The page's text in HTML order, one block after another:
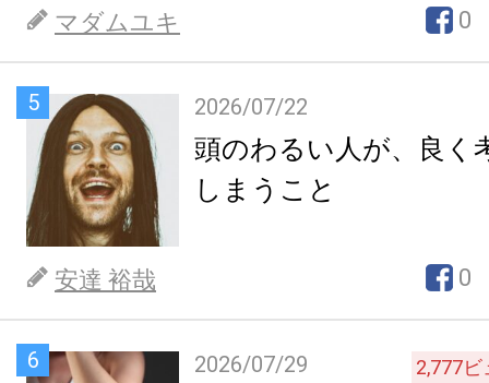
マダムユキ 0
5 2026/07/22
頭のわるい人が、良く
しまうこと
安達 裕哉 0
6 2026/07/29 2,777ビ